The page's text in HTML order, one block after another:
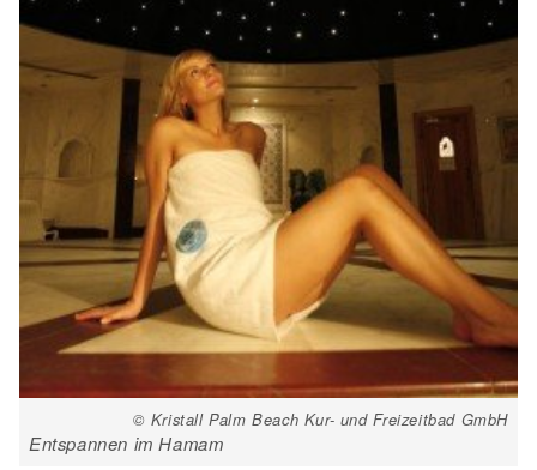
© Kristall Palm Beach Kur- und Freizeitbad GmbH
Entspannen im Hamam